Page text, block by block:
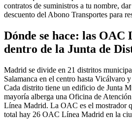
contratos de suministros a tu nombre,
descuento del Abono Transportes para
Dónde se hace: las
dentro de la Junta de
Madrid se divide en 21 distritos
Salamanca en el centro hasta Vicálvaro
Cada distrito tiene un edificio de Junta
mayoría alberga una Oficina de
Línea Madrid. La OAC es el mostrador
total hay 26 OAC Línea Madrid en la